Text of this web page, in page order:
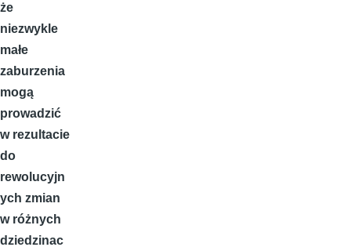
że
niezwykle
małe
zaburzenia
mogą
prowadzić
w rezultacie
do
rewolucyjn
ych zmian
w różnych
dziedzinac